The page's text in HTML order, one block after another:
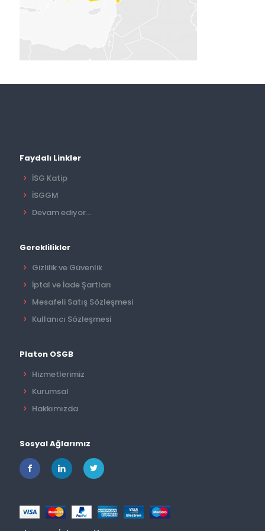
Faydalı Linkler
İSG Katip
İSGGM
Devam ediyor...
Gereklilikler
Gizlilik ve Güvenlik
İptal ve İade Şartları
Mesafeli Satış Sözleşmesi
Kullanıcı Sözleşmesi
Platon OSGB
Hizmetlerimiz
Kurumsal
Hakkımızda
Sosyal Ağlarımız